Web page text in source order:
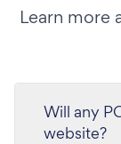
Learn more
Will any
website?